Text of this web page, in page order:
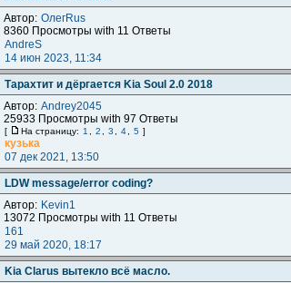
Автор: ОлегRus
8360 Просмотры with 11 Ответы
AndreS
14 июн 2023, 11:34
Тарахтит и дёргается Kia Soul 2.0 2018
Автор: Andrey2045
25933 Просмотры with 97 Ответы
[ На страницу: 1 2 3 4 5 ]
кузька
07 дек 2021, 13:50
LDW message/error coding?
Автор: Kevin1
13072 Просмотры with 11 Ответы
161
29 май 2020, 18:17
Kia Clarus вытекло всё масло.